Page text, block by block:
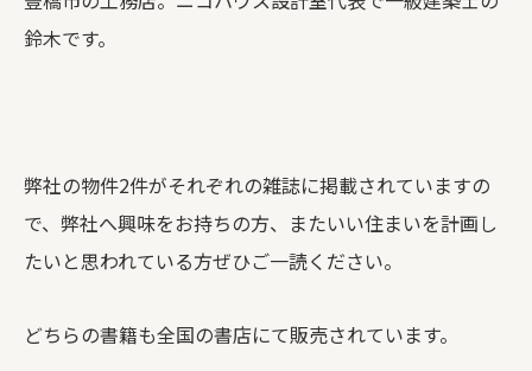
鈴木です。
弊社の物件2件がそれぞれの雑誌に掲載されていますの
で、弊社へ興味をお持ちの方、またいい住まいを計画し
たいと思われている方ぜひご一読ください。
どちらの書籍も全国の書店にて販売されています。